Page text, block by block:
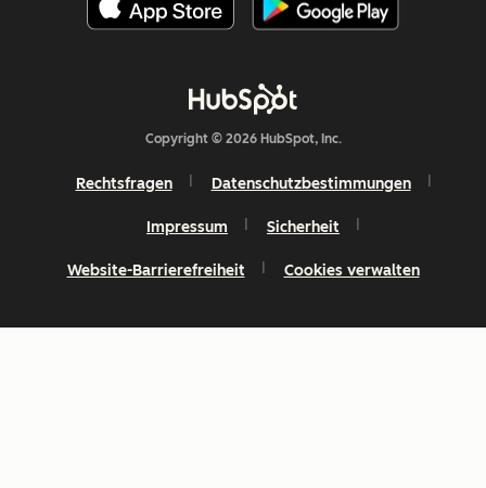
Copyright © 2026 HubSpot, Inc.
Rechtsfragen Datenschutzbestimmungen
Impressum Sicherheit
Website-Barrierefreiheit Cookies verwalten